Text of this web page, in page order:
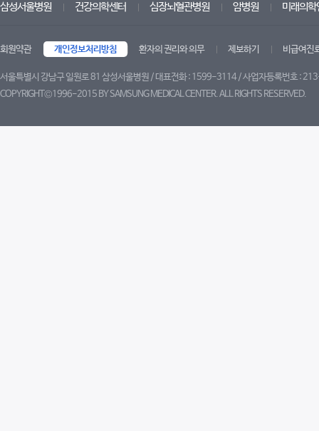
삼성서울병원 건강의학센터 심장뇌혈관병원 암병원 미래의학
회원약관 개인정보처리방침 환자의 권리와 의무 제보하기 비급여진
서울특별시 강남구 일원로 81 삼성서울병원 / 대표전화 : 1599-3114 / 사업자등록번호 :
COPYRIGHT©1996-2015 BY SAMSUNG MEDICAL CENTER. ALL RIGHTS RESERVED.